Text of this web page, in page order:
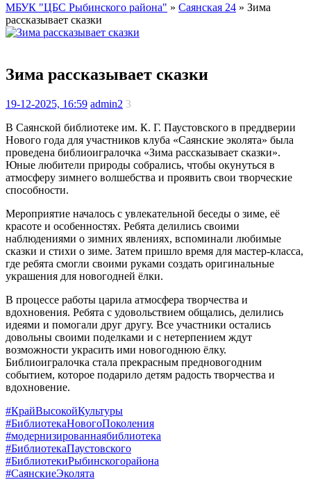
МБУК "ЦБС Рыбинского района" » Саянская 24 » Зима
рассказывает сказки
Зима рассказывает сказки
19-12-2025, 16:59 admin2 3
В Саянской библиотеке им. К. Г. Паустовского в преддверии
Нового года для участников клуба «Саянские эколята» была
проведена библиоигралочка «Зима рассказывает сказки».
Юные любители природы собрались, чтобы окунуться в
атмосферу зимнего волшебства и проявить свои творческие
способности.
Мероприятие началось с увлекательной беседы о зиме, её
красоте и особенностях. Ребята делились своими
наблюдениями о зимних явлениях, вспоминали любимые
сказки и стихи о зиме. Затем пришло время для мастер-класса,
где ребята смогли своими руками создать оригинальные
украшения для новогодней ёлки.
В процессе работы царила атмосфера творчества и
вдохновения. Ребята с удовольствием общались, делились
идеями и помогали друг другу. Все участники остались
довольны своими поделками и с нетерпением ждут
возможности украсить ими новогоднюю ёлку.
Библиоигралочка стала прекрасным предновогодним
событием, которое подарило детям радость творчества и
вдохновение.
#КрайВысокойКультуры
#БиблиотекаНовогоПоколения
#модернизированнаябиблиотека
#БиблиотекаПаустовского
#БиблиотекиРыбинскогорайона
#СаянскиеЭколята